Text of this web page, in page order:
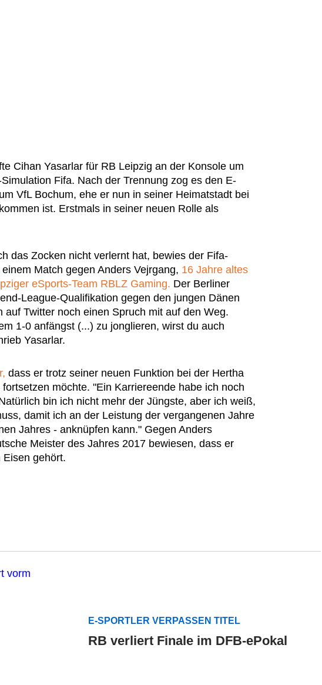
Cihan Yasarlar für RB Leipzig an der Konsole um
Fifa. Nach der Trennung zog es den E-
VfL Bochum, ehe er nun in seiner Heimatstadt bei
ist. Erstmals in seiner neuen Rolle als
das Zocken nicht verlernt hat, bewies der Fifa-
Match gegen Anders Vejrgang, 16 Jahre altes
eSports-Team RBLZ Gaming. Der Berliner
League-Qualifikation gegen den jungen Dänen
auf Twitter noch einen Spruch mit auf den Weg.
1-0 anfängst (...) zu jonglieren, wirst du auch
Yasarlar.
dass er trotz seiner neuen Funktion bei der Hertha
möchte. "Ein Karriereende habe ich noch
bin ich nicht mehr der Jüngste, aber ich weiß,
damit ich an der Leistung der vergangenen Jahre
Jahres - anknüpfen kann." Gegen Anders
Meister des Jahres 2017 bewiesen, dass er
Eisen gehört.
E-SPORTLER VERPASSEN TITEL
RB verliert Finale im DFB-ePokal